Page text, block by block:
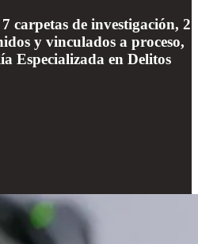
carpetas de investigación, 2
y vinculados a proceso,
Especializada en Delitos